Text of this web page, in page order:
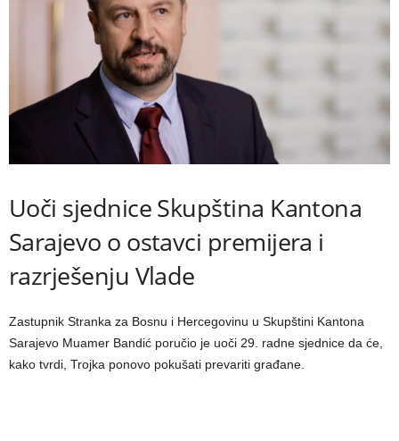
Uoči sjednice Skupština Kantona
Sarajevo o ostavci premijera i
razrješenju Vlade
Zastupnik Stranka za Bosnu i Hercegovinu u Skupštini Kantona
Sarajevo Muamer Bandić poručio je uoči 29. radne sjednice da će,
kako tvrdi, Trojka ponovo pokušati prevariti građane.